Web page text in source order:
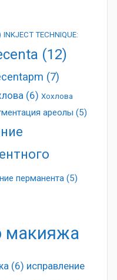
INKJECT TECHNIQUE:
(12)
(7)
(6) Хохлова
ареолы (5)
перманента (5)
макияжа
(6) исправление